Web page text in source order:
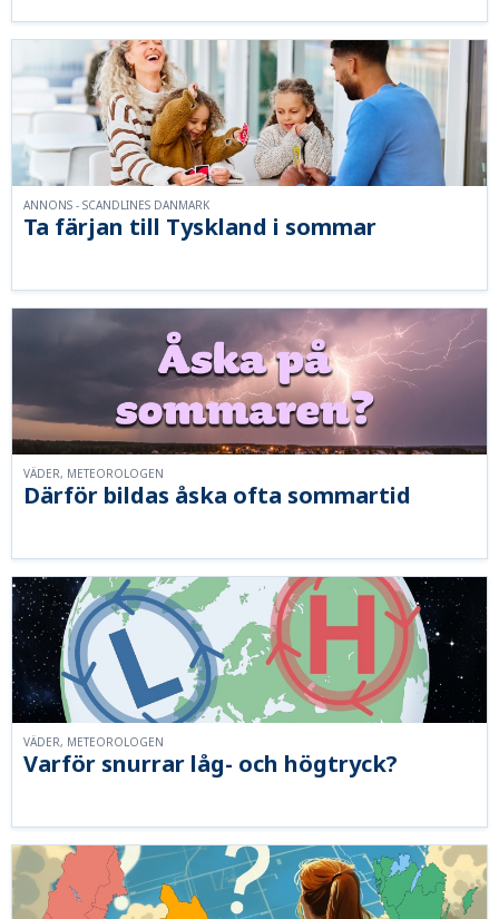
Ta färjan till Tyskland i sommar
ANNONS - SCANDLINES DANMARK
Därför bildas åska ofta sommartid
VÄDER, METEOROLOGEN
Varför snurrar låg- och högtryck?
VÄDER, METEOROLOGEN